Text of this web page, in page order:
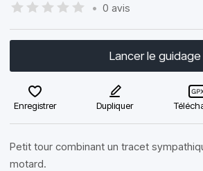
• 0 avis
Lancer le guidage
Enregistrer Dupliquer
Petit tour combinant un tracet
motard.